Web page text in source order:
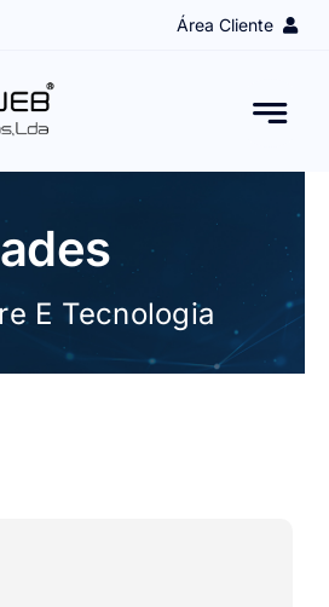
Área Cliente
E Tecnologia